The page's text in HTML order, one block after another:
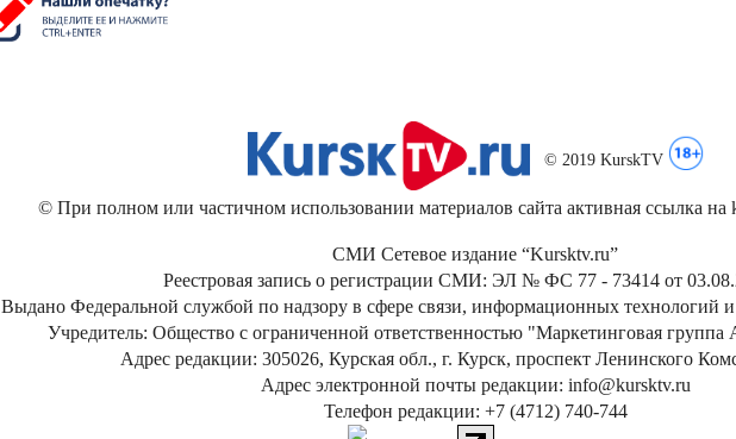
© 2019 KurskTV
© При полном или частичном использовании материалов сайта активная ссылка на
СМИ Сетевое издание “Kursktv.ru”
Реестровая запись о регистрации СМИ: ЭЛ № ФС 77 - 73414 от
Выдано Федеральной службой по надзору в сфере связи, информационных технологий
Учредитель: Общество с ограниченной ответственностью "Маркетинговая
Адрес редакции: 305026, Курская обл., г. Курск, проспект Ленинского
Адрес электронной почты редакции: info@kursktv.ru
Телефон редакции: +7 (4712) 740-744